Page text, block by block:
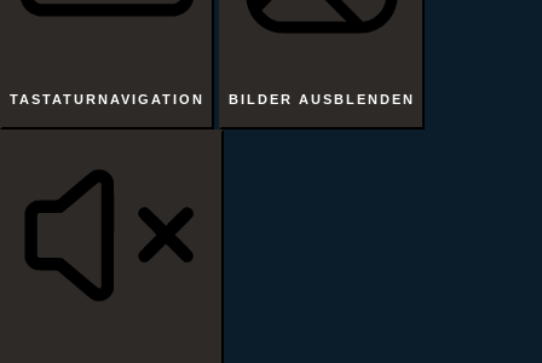
TASTATURNAVIGATION BILDER AUSBLENDEN